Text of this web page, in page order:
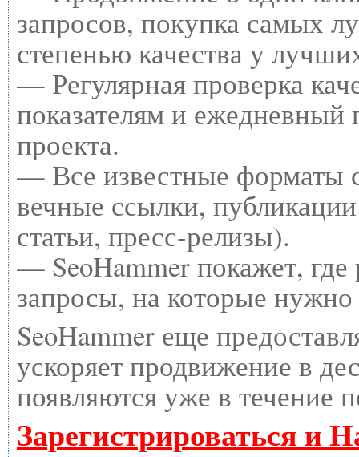
запросов, покупка самых
степенью качества у
— Регулярная проверка
показателям и ежедневный
проекта.
— Все известные форматы
вечные ссылки,
статьи, пресс-релизы).
— SeoHammer покажет,
запросы, на которые
SeoHammer еще
ускоряет продвижение в
появляются уже в течение
Зарегистрироваться и